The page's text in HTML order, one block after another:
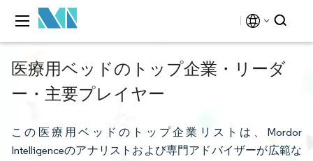
医療用ベッドのトップ企業・リーダ
ー・主要プレイヤー
この医療用ベッドのトップ企業リストは、Mordor
Intelligenceのアナリストおよび専門アドバイザーが広範な